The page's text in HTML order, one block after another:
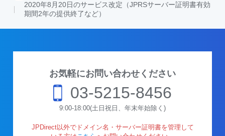
2020年8月20日のサービス改定（JPRSサーバー証明書有効
期間2年の提供終了など）
お気軽にお問い合わせください
03-5215-8456
9:00-18:00(土日祝日、年末年始除く)
JPDirect以外でドメイン名・サーバー証明書を管理して